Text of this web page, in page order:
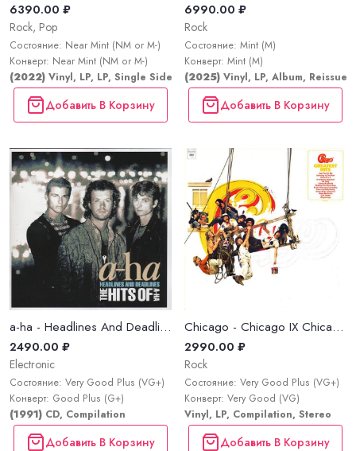
6390.00 ₽
Rock, Pop
Состояние: Near Mint (NM or M-)
Конверт: Near Mint (NM or M-)
(2022) Vinyl, LP, LP, Single Sided, Etched, Album; All Media, LP,
Добавить В Корзину
6990.00 ₽
Rock
Состояние: Mint (M)
Конверт: Mint (M)
(2025) Vinyl, LP, Album, Reissue,
Добавить В Корзину
a-ha - Headlines And Deadlines (The Hits Of A-ha)
2490.00 ₽
Electronic
Состояние: Very Good Plus (VG+)
Конверт: Good Plus (G+)
(1991) CD, Compilation
Добавить В Корзину
Chicago - Chicago IX Chicago's Greatest Hits
2990.00 ₽
Rock
Состояние: Very Good Plus (VG+)
Конверт: Very Good (VG)
Vinyl, LP, Compilation, Stereo
Добавить В Корзину